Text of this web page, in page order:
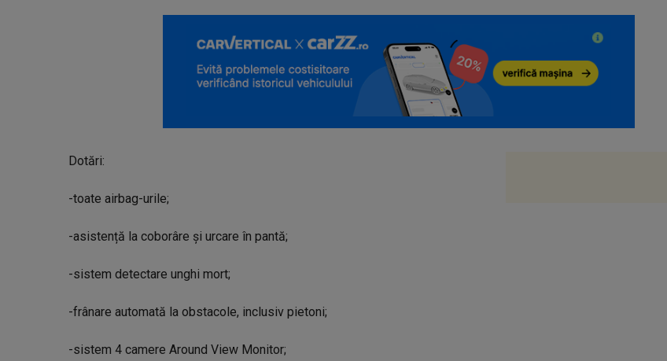
Dotări:
-toate airbag-urile;
-asistență la coborâre și urcare în pantă;
-sistem detectare unghi mort;
-frânare automată la obstacole, inclusiv pietoni;
-sistem 4 camere Around View Monitor;